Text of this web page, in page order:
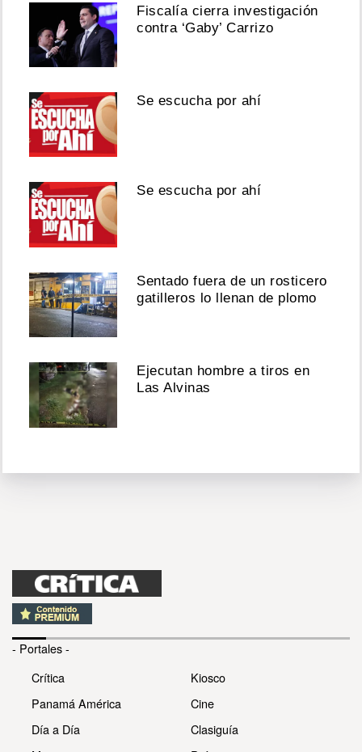
Fiscalía cierra investigación
contra ‘Gaby’ Carrizo
Se escucha por ahí
Se escucha por ahí
Sentado fuera de un rosticero
gatilleros lo llenan de plomo
Ejecutan hombre a tiros en
Las Alvinas
- Portales -
Crítica
Panamá América
Día a Día
Kiosco
Cine
Clasiguía